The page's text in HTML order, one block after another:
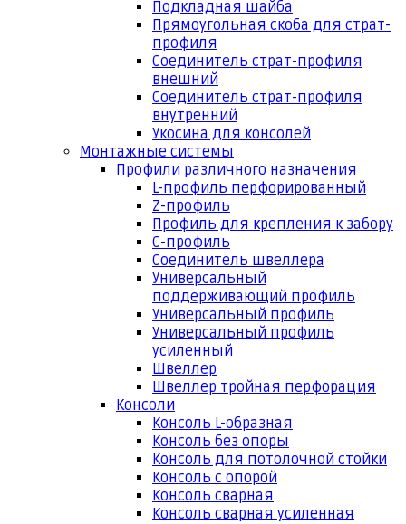
Подкладная шайба
Прямоугольная скоба для страт-
профиля
Соединитель страт-профиля
внешний
Соединитель страт-профиля
внутренний
Укосина для консолей
Монтажные системы
Профили различного назначения
L-профиль перфорированный
Z-профиль
Профиль для крепления к забору
С-профиль
Соединитель швеллера
Универсальный
поддерживающий профиль
Универсальный профиль
Универсальный профиль
усиленный
Швеллер
Швеллер тройная перфорация
Консоли
Консоль L-образная
Консоль без опоры
Консоль для потолочной стойки
Консоль с опорой
Консоль сварная
Консоль сварная усиленная